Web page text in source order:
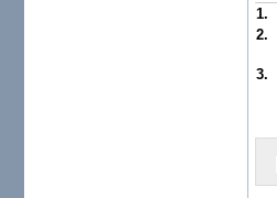
1.
2.
3.